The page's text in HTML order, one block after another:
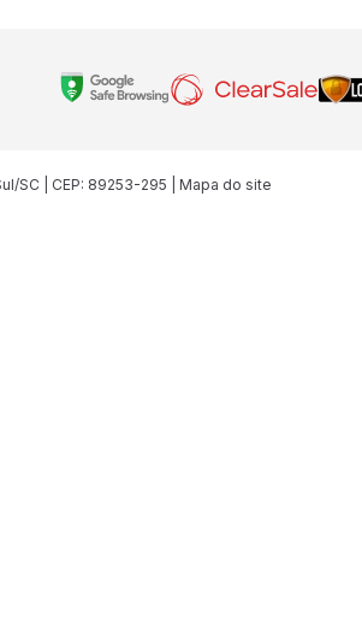
SC | CEP: 89253-295 | Mapa do site